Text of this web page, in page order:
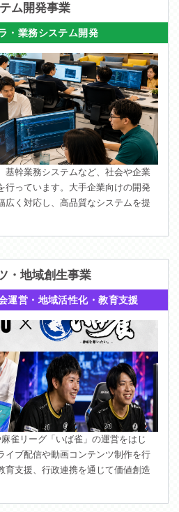
ム開発事業
・業務システム開発
基幹業務システムなど、社会や企業
行っています。大手企業向けの開発
広く対応し、高品質なシステムを提
・地域創生事業
運営・地域活性化・教育支援
雀リーグ「いば雀」の運営をはじ
イブ配信や動画コンテンツ制作を行
育支援、行政連携を通じて価値創造